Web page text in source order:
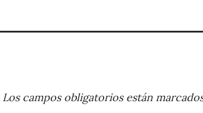
Los campos obligatorios están